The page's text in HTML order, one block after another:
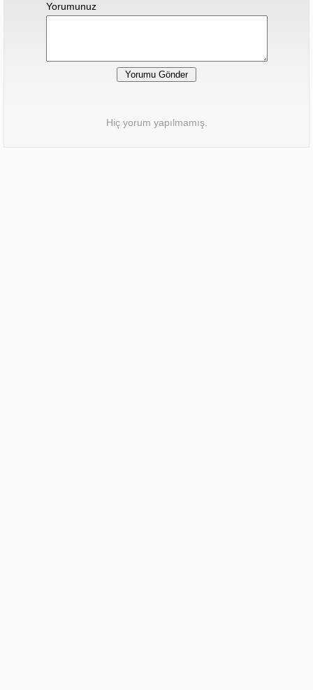
Yorumunuz
Hiç yorum yapılmamış.